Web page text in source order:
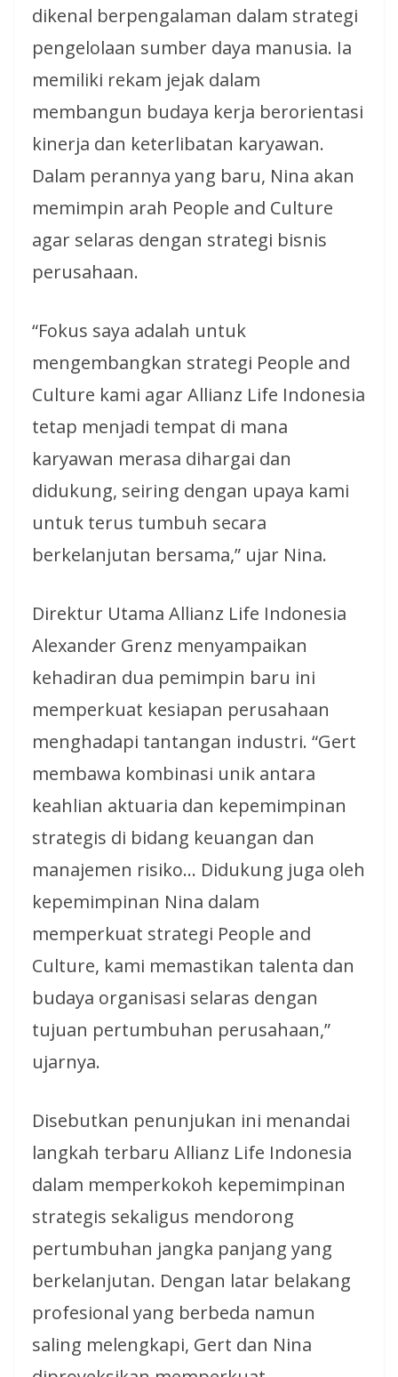
dikenal berpengalaman dalam strategi
pengelolaan sumber daya manusia. Ia
memiliki rekam jejak dalam
membangun budaya kerja berorientasi
kinerja dan keterlibatan karyawan.
Dalam perannya yang baru, Nina akan
memimpin arah People and Culture
agar selaras dengan strategi bisnis
perusahaan.
“Fokus saya adalah untuk
mengembangkan strategi People and
Culture kami agar Allianz Life Indonesia
tetap menjadi tempat di mana
karyawan merasa dihargai dan
didukung, seiring dengan upaya kami
untuk terus tumbuh secara
berkelanjutan bersama,” ujar Nina.
Direktur Utama Allianz Life Indonesia
Alexander Grenz menyampaikan
kehadiran dua pemimpin baru ini
memperkuat kesiapan perusahaan
menghadapi tantangan industri. “Gert
membawa kombinasi unik antara
keahlian aktuaria dan kepemimpinan
strategis di bidang keuangan dan
manajemen risiko… Didukung juga oleh
kepemimpinan Nina dalam
memperkuat strategi People and
Culture, kami memastikan talenta dan
budaya organisasi selaras dengan
tujuan pertumbuhan perusahaan,”
ujarnya.
Disebutkan penunjukan ini menandai
langkah terbaru Allianz Life Indonesia
dalam memperkokoh kepemimpinan
strategis sekaligus mendorong
pertumbuhan jangka panjang yang
berkelanjutan. Dengan latar belakang
profesional yang berbeda namun
saling melengkapi, Gert dan Nina